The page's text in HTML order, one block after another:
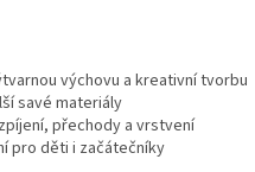
výchovu a kreativní tvorbu
savé materiály
přechody a vrstvení
pro děti i začátečníky